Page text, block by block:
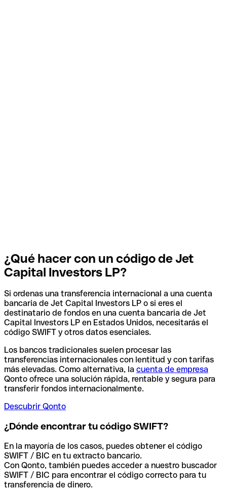
¿Qué hacer con un código de Jet
Capital Investors LP?
Si ordenas una transferencia internacional a una cuenta
bancaria de Jet Capital Investors LP o si eres el
destinatario de fondos en una cuenta bancaria de Jet
Capital Investors LP en Estados Unidos, necesitarás el
código SWIFT y otros datos esenciales.
Los bancos tradicionales suelen procesar las
transferencias internacionales con lentitud y con tarifas
más elevadas. Como alternativa, la cuenta de empresa
Qonto ofrece una solución rápida, rentable y segura para
transferir fondos internacionalmente.
Descubrir Qonto
¿Dónde encontrar tu código SWIFT?
En la mayoría de los casos, puedes obtener el código
SWIFT / BIC en tu extracto bancario.
Con Qonto, también puedes acceder a nuestro buscador
SWIFT / BIC para encontrar el código correcto para tu
transferencia de dinero.